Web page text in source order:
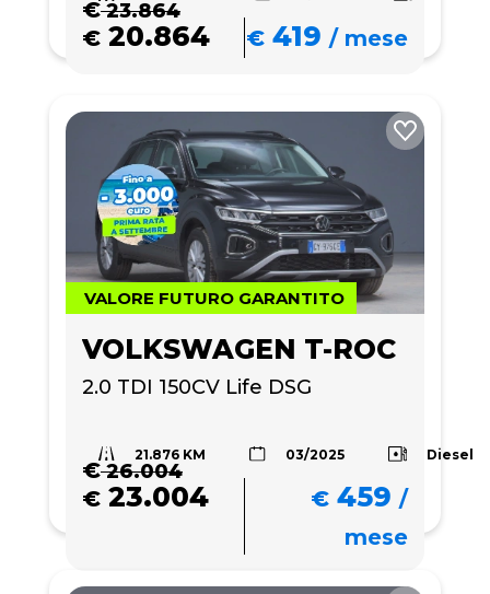
€23.864
€ 20.864 € 419 /mese
VALORE FUTURO GARANTITO
VOLKSWAGEN T-ROC
2.0 TDI 150CV Life DSG
21.876 KM 03/2025 Diesel
€26.004
€ 23.004 € 459 /
mese